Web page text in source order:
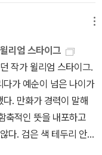
워서 아들이 좋아했어
천외한 기계들
아주 커요. <끝없는 나
>는 네버앤딩 200권
다>의 그림이 네버앤
, <커다란 나무>는 대
그림책 작가.편에 나
를 좋아합니다. <나무>
험>의 작가에요. 저는
나무책 있으면 제보 부
점 : 헉! 모습이 소름끼
출판사 : 시공주니
: 존 버닝햄 지은이의
상하다.
리엄 스타이그
작가 윌리엄 스타이그.
가 예순이 넘은 나이가
. 만화가 경력이 말해
축적인 뜻을 내포하고
다. 검은 색 테두리 안에